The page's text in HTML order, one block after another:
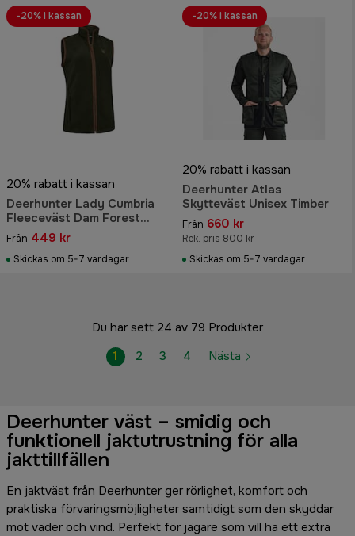
20% rabatt i kassan
Deerhunter Lady Cumbria
Fleeceväst Dam Forest
Ember
Från 449 kr
Skickas om 5-7 vardagar
-20% i kassan
20% rabatt i kassan
Deerhunter Atlas
Skytteväst Unisex Timber
Från 660 kr
Rek. pris 800 kr
Skickas om 5-7 vardagar
-20% i kassan
Du har sett 24 av 79 Produkter
1
2 3 4 Nästa
Deerhunter väst – smidig och
funktionell jaktutrustning för alla
jakttillfällen
En jaktväst från Deerhunter ger rörlighet, komfort och
praktiska förvaringsmöjligheter samtidigt som den skyddar
mot väder och vind. Perfekt för jägare som vill ha ett extra